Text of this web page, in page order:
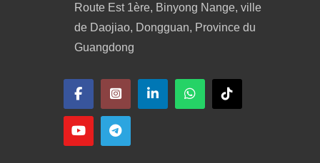
Route Est 1ère, Binyong Nange, ville
de Daojiao, Dongguan, Province du
Guangdong